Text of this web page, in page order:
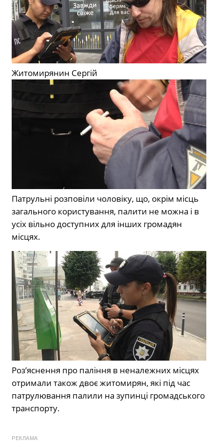
Житомирянин Сергій
Патрульні розповіли чоловіку, що, окрім місць
загального користування, палити не можна і в
усіх вільно доступних для інших громадян
місцях.
Роз’яснення про паління в неналежних місцях
отримали також двоє житомирян, які під час
патрулювання палили на зупинці громадського
транспорту.
РЕКЛАМА